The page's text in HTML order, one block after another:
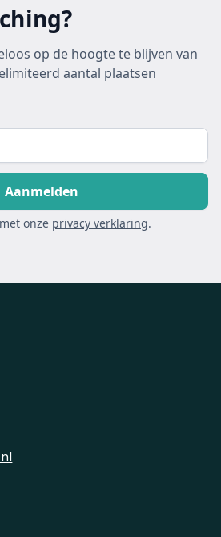
op de hoogte te blijven van
aantal plaatsen
onze privacy verklaring.